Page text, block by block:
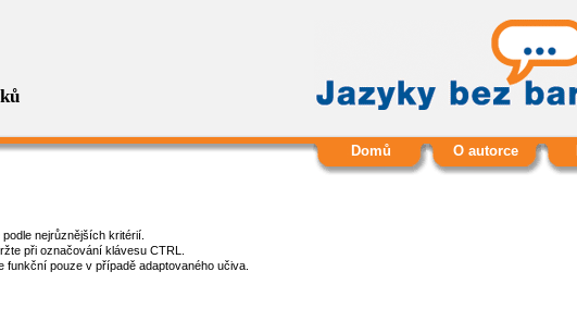
Domů O autorce
nejrůznějších kritérií.
při označování klávesu CTRL.
funkční pouze v případě adaptovaného učiva.